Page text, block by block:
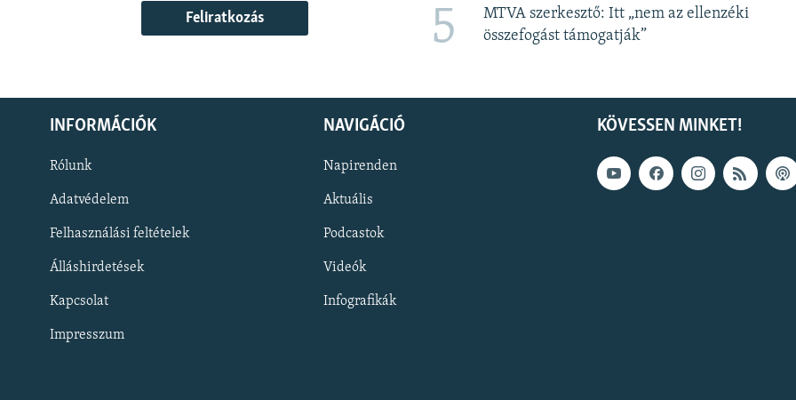
Feliratkozás 5
MTVA szerkesztő: Itt „nem az ellenzéki
összefogást támogatják”
KÖVESSEN MINKET!
INFORMÁCIÓK
Rólunk
Adatvédelem
Felhasználási feltételek
Álláshirdetések
Kapcsolat
Impresszum
NAVIGÁCIÓ
Napirenden
Aktuális
Podcastok
Videók
Infografikák